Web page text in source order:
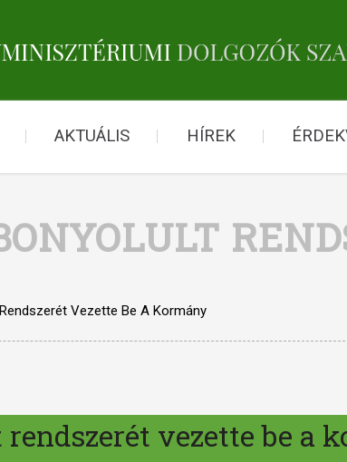
AKTUÁLIS HÍREK
Vezette Be A Kormány
vezette be a